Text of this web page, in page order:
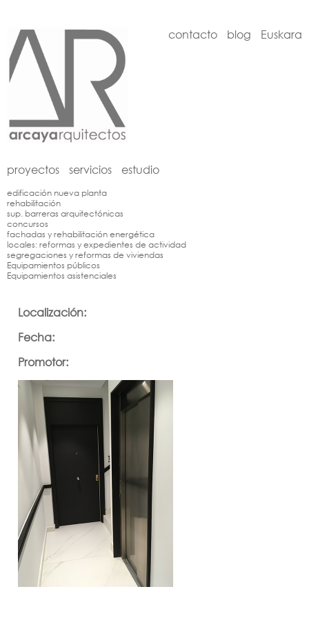
contacto blog Euskara
proyectos servicios estudio
edificación nueva planta
rehabilitación
sup. barreras arquitectónicas
concursos
fachadas y rehabilitación energética
locales: reformas y expedientes de actividad
segregaciones y reformas de viviendas
Equipamientos públicos
Equipamientos asistenciales
Localización:
Fecha:
Promotor: